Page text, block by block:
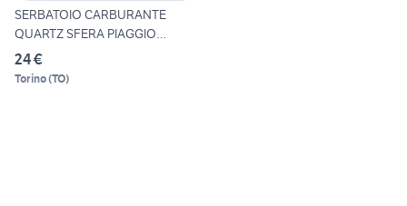
SERBATOIO CARBURANTE
QUARTZ SFERA PIAGGIO
257264
24 €
Torino(TO)